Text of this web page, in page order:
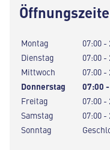
Montag
07:00 -
Dienstag
07:00 -
Mittwoch
07:00 -
Donnerstag
07:00
Freitag
07:00 -
Samstag
07:00 -
Sonntag